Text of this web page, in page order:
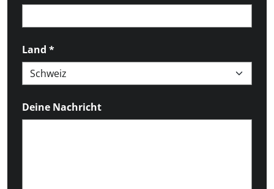
Land *
Deine Nachricht